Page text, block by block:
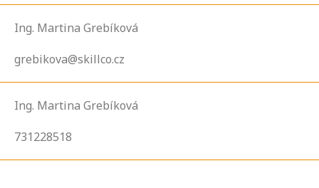
Ing. Martina Grebíková
grebikova@skillco.cz
Ing. Martina Grebíková
731228518